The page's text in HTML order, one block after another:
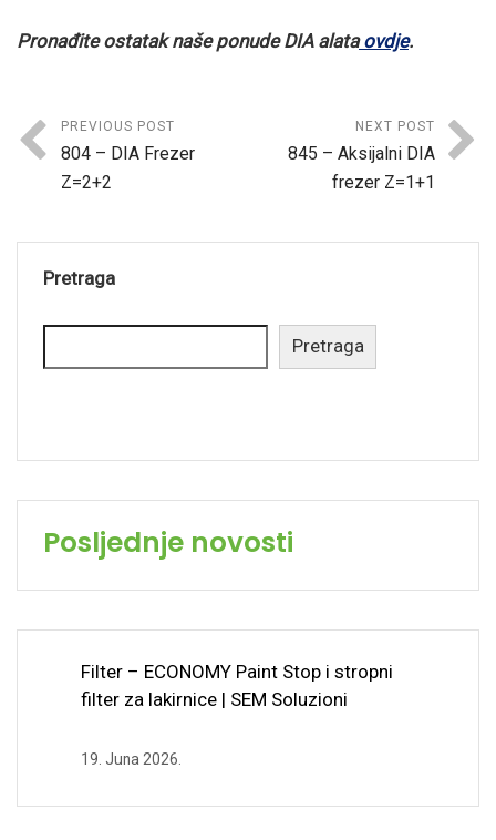
Pronađite ostatak naše ponude DIA alataovdje.
PREVIOUS POST
804 – DIA Frezer
Z=2+2
NEXT POST
845 – Aksijalni DIA
frezer Z=1+1
Pretraga
Pretraga
Posljednje novosti
Filter – ECONOMY Paint Stop i stropni
filter za lakirnice | SEM Soluzioni
19. Juna 2026.